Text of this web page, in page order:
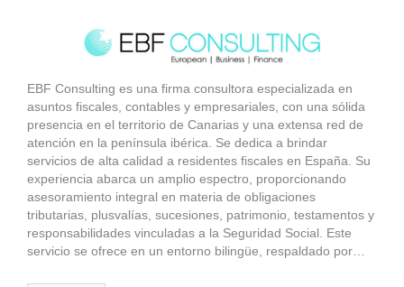
EBF Consulting es una firma consultora especializada en
asuntos fiscales, contables y empresariales, con una sólida
presencia en el territorio de Canarias y una extensa red de
atención en la península ibérica. Se dedica a brindar
servicios de alta calidad a residentes fiscales en España. Su
experiencia abarca un amplio espectro, proporcionando
asesoramiento integral en materia de obligaciones
tributarias, plusvalías, sucesiones, patrimonio, testamentos y
responsabilidades vinculadas a la Seguridad Social. Este
servicio se ofrece en un entorno bilingüe, respaldado por…